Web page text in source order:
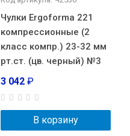
Чулки Ergoforma 221
компрессионные (2
класс компр.) 23-32 мм
рт.ст. (цв. черный) №3
3 042 ₽
В корзину